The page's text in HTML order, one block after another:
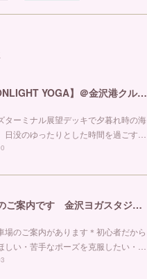
【10/6 MOONLIGHT YOGA】＠金沢港クルーズターミナル
ターミナル展望デッキで夕暮れ時の海
日没のゆったりとした時間を過ごす…
11/25~12/1のご案内です 金沢ヨガスタジオ リブラ
場のご案内があります＊初心者だから
しい・苦手なポーズを克服したい・…